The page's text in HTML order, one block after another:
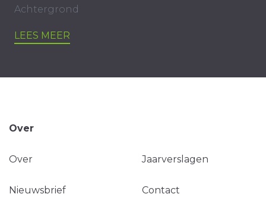
Achtergrond
LEES MEER
Over
Over Jaarverslagen
Nieuwsbrief Contact